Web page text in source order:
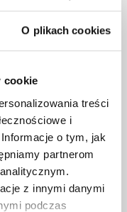
O plikach cookies
cookie
treści
i
o tym, jak
partnerom
z innymi danymi
podczas
AUTOMOTIVE